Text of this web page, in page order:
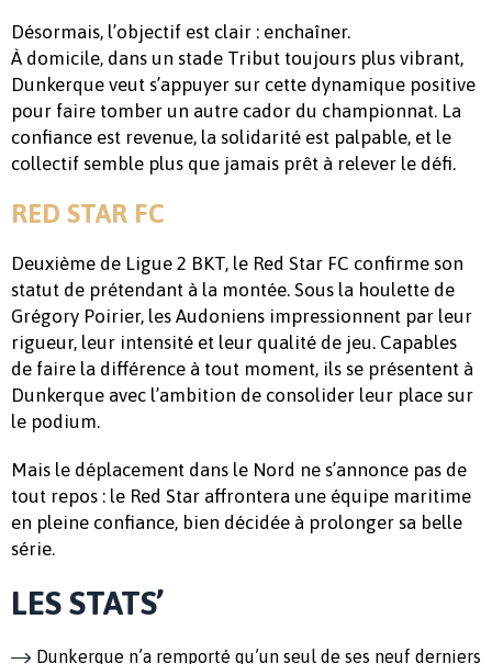
Désormais, l’objectif est clair : enchaîner.
À domicile, dans un stade Tribut toujours plus vibrant,
Dunkerque veut s’appuyer sur cette dynamique positive
pour faire tomber un autre cador du championnat. La
confiance est revenue, la solidarité est palpable, et le
collectif semble plus que jamais prêt à relever le défi.
RED STAR FC
Deuxième de Ligue 2 BKT, le Red Star FC confirme son
statut de prétendant à la montée. Sous la houlette de
Grégory Poirier, les Audoniens impressionnent par leur
rigueur, leur intensité et leur qualité de jeu. Capables
de faire la différence à tout moment, ils se présentent à
Dunkerque avec l’ambition de consolider leur place sur
le podium.
Mais le déplacement dans le Nord ne s’annonce pas de
tout repos : le Red Star affrontera une équipe maritime
en pleine confiance, bien décidée à prolonger sa belle
série.
LES STATS’
Dunkerque n’a remporté qu’un seul de ses neuf derniers